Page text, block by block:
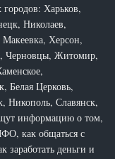
Харьков,
Николаев,
Херсон,
Черновцы, Житомир,
Белая Церковь,
Никополь, Славянск,
информацию о том,
как общаться с
деньги и